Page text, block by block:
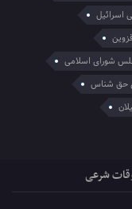
اسرائیل
قزوین
شورای اسلامی
حق شناس
شرعی